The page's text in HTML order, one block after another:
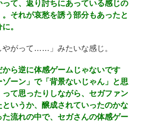
って、返り討ちにあっている感じの
それが哀愁を誘う部分もあったと
。
がって……」みたいな感じ。
ら逆に体感ゲームじゃないです
ーン」で「背景ないじゃん」と思
て思ったりしながら、セガファン
というか、醸成されていったのかな
た流れの中で、セガさんの体感ゲー